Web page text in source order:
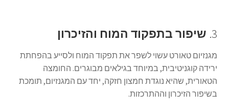
3. שיפור בתפקוד המוח והזיכרון
מגנזיום טאורט עשוי לשפר את תפקוד המוח ולסייע בהפחתת
ירידה קוגניטיבית, במיוחד בגילאים מבוגרים. החומצה
הטאורית, שהיא נוגדת חמצון חזקה, יחד עם המגנזיום, תומכת
בשיפור הזיכרון וההתרכזות.